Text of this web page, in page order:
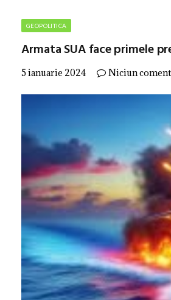
GEOPOLITICA
Armata SUA face primele
5 ianuarie 2024 Niciun